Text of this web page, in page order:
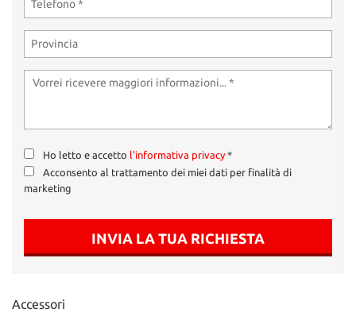
Ho letto e accetto l'informativa privacy*
Acconsento al trattamento dei miei dati per finalità di
marketing
INVIA LA TUA RICHIESTA
Accessori